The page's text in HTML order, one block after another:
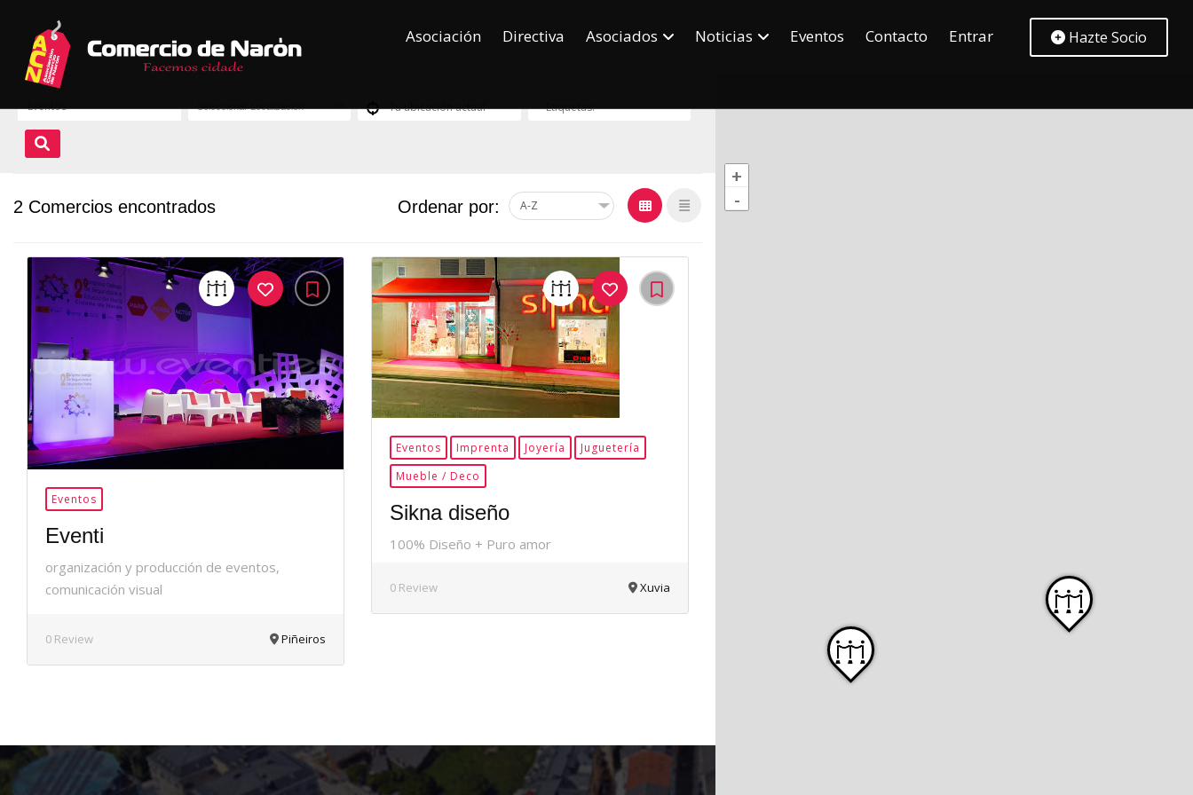
Asociación Directiva Asociados Noticias Eventos Contacto Entrar Hazte Socio
+
-
2 Comercios encontrados Ordenar por:
14Me
Eventos
Eventi
organización y producción de eventos,
comunicación visual
0 Review Piñeiros
22Me
Gusta
Eventos Imprenta Joyería
Juguetería
Mueble / Deco
Sikna diseño
100% Diseño + Puro amor
0 Review Xuvia